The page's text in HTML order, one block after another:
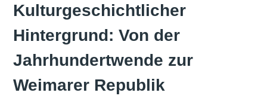
Kulturgeschichtlicher
Hintergrund: Von der
Jahrhundertwende zur
Weimarer Republik